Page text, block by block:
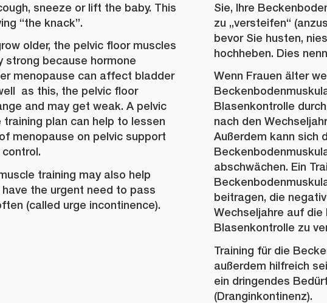
sneeze or lift the baby. This
“the knack”.
older, the pelvic floor muscles
strong because hormone
menopause can affect bladder
as this, the pelvic floor
and may get weak. A pelvic
training plan can help to lessen
menopause on pelvic support
training may also help
the urgent need to pass
(called urge incontinence).
Sie, Ihre
zu „versteifen“
bevor Sie husten,
hochheben. Dies
Wenn Frauen älter
Blasenkontrolle
nach den
Außerdem kann sich
abschwächen. Ein
beitragen, die
Wechseljahre auf
Blasenkontrolle zu
Training für die
außerdem hilfreich
ein dringendes
(Dranginkontinenz).